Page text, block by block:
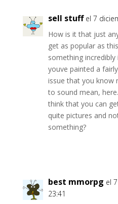
sell stuff el 7
How is it that just
get as popular as
something
youve painted a
issue that you know
to sound mean,
think that you can
quite pictures and
something?
best mmorpg el
23:41